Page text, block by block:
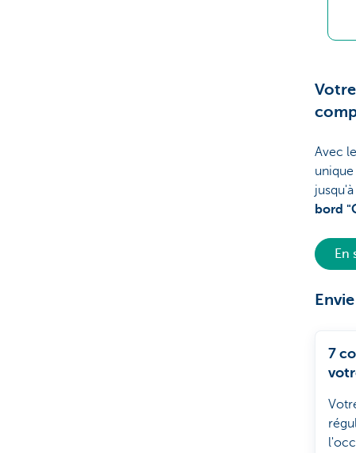
Avec
bord
En
7